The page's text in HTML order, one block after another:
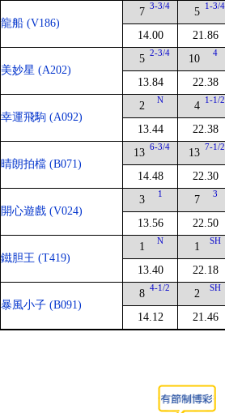
龍船 (V186)
7 3-3/4
14.00
5 1-3/4
21.86
美妙星 (A202)
5 2-3/4
13.84
10 4
22.38
幸運飛駒 (A092)
2 N
13.44
4 1-1/2
22.38
晴朗拍檔 (B071)
13 6-3/4
14.48
13 7-1/2
22.30
開心遊戲 (V024)
3 1
13.56
7 3
22.50
鐵胆王 (T419)
1 N
13.40
1 SH
22.18
暴風小子 (B091)
8 4-1/2
14.12
2 SH
21.46